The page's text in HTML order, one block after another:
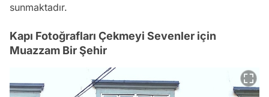
sunmaktadır.
Kapı Fotoğrafları Çekmeyi Sevenler için
Muazzam Bir Şehir